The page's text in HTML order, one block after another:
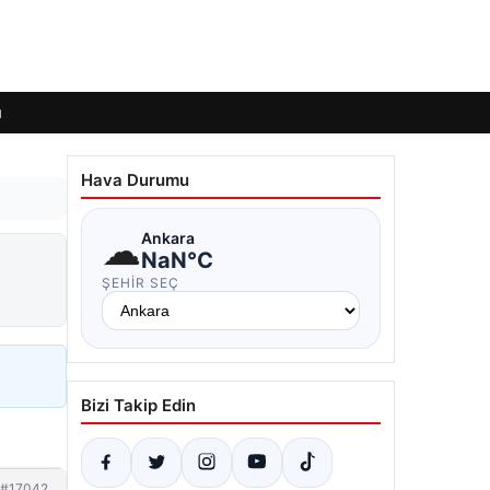
Hava Durumu
☁Ankara
NaN°C
ŞEHIR SEÇ
Bizi Takip Edin